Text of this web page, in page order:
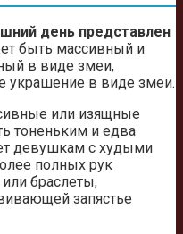
день представлен
быть массивный и
в виде змеи,
украшение в виде змеи.
или изящные
тоненьким и едва
девушкам с худыми
полных рук
браслеты,
запястье